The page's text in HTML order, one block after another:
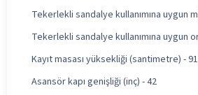
Tekerlekli sandalye kullanımına uygun
Tekerlekli sandalye kullanımına uygun
Kayıt masası yüksekliği (santimetre) - 91
Asansör kapı genişliği (inç) - 42